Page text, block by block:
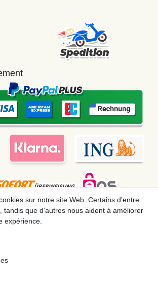
Déclaration de confidentialité
générales
sur notre site Web. Certains d’entre
tandis que d’autres nous aident à améliorer
expérience.